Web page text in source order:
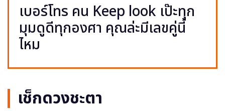
เบอร์โทร คน Keep look เป๊ะทุก
มุมดูดีทุกองศา คุณล่ะมีเลขคู่นี้
ไหม
เช็กดวงชะตา